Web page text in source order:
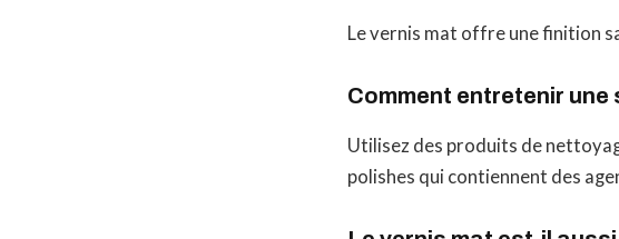
Le vernis mat offre une finition
Comment entretenir
Utilisez des produits de
polishes qui contiennent des